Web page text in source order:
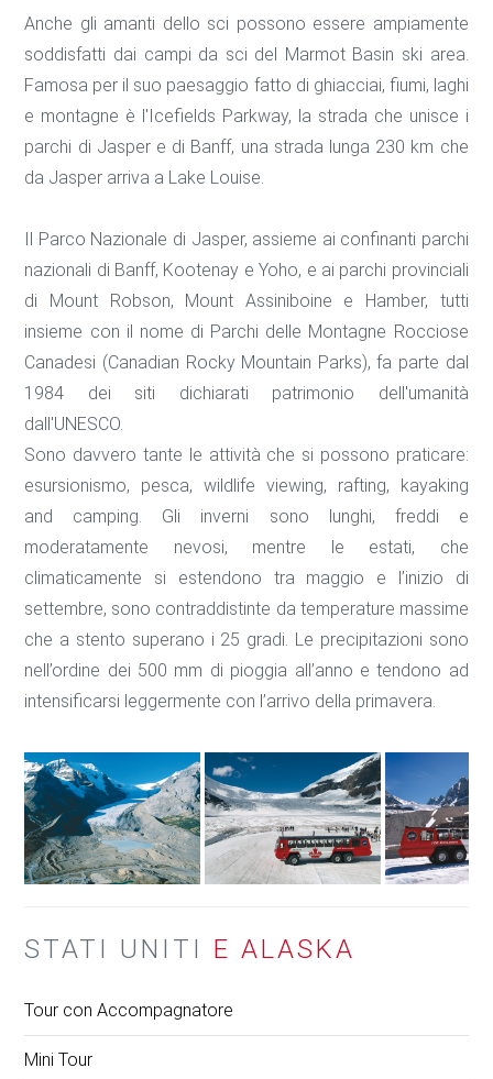
Anche gli amanti dello sci possono essere ampiamente
soddisfatti dai campi da sci del Marmot Basin ski area.
Famosa per il suo paesaggio fatto di ghiacciai, fiumi, laghi
e montagne è l'Icefields Parkway, la strada che unisce i
parchi di Jasper e di Banff, una strada lunga 230 km che
da Jasper arriva a Lake Louise.
Il Parco Nazionale di Jasper, assieme ai confinanti parchi
nazionali di Banff, Kootenay e Yoho, e ai parchi provinciali
di Mount Robson, Mount Assiniboine e Hamber, tutti
insieme con il nome di Parchi delle Montagne Rocciose
Canadesi (Canadian Rocky Mountain Parks), fa parte dal
1984 dei siti dichiarati patrimonio dell'umanità
dall'UNESCO.
Sono davvero tante le attività che si possono praticare:
esursionismo, pesca, wildlife viewing, rafting, kayaking
and camping. Gli inverni sono lunghi, freddi e
moderatamente nevosi, mentre le estati, che
climaticamente si estendono tra maggio e l’inizio di
settembre, sono contraddistinte da temperature massime
che a stento superano i 25 gradi. Le precipitazioni sono
nell’ordine dei 500 mm di pioggia all’anno e tendono ad
intensificarsi leggermente con l’arrivo della primavera.
STATI UNITI E ALASKA
Tour con Accompagnatore
Mini Tour